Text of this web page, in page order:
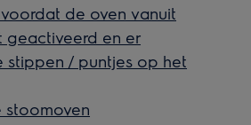
de oven vanuit
geactiveerd en er
stippen / puntjes op het
stoomoven